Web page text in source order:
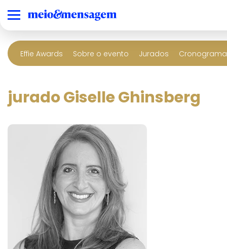
Effie Awards Sobre o evento Jurados
jurado Giselle Ghinsberg